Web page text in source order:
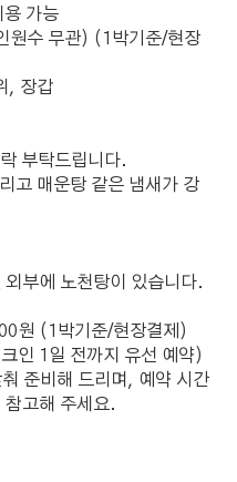
용 가능
원수 무관) (1박기준/현장
, 장갑
부탁드립니다.
고 매운탕 같은 냄새가 강
부에 노천탕이 있습니다.
원 (1박기준/현장결제)
인 1일 전까지 유선 예약)
준비해 드리며, 예약 시간
참고해 주세요.